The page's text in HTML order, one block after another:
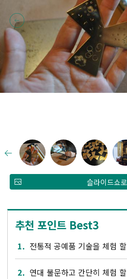
슬라이드쇼
추천 포인트 Best3
1. 전통적 공예품 기술을 체험
2. 연대 불문하고 간단히 체험